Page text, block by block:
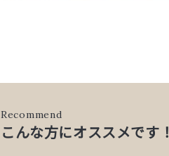
Recommend
こんな方にオススメです！